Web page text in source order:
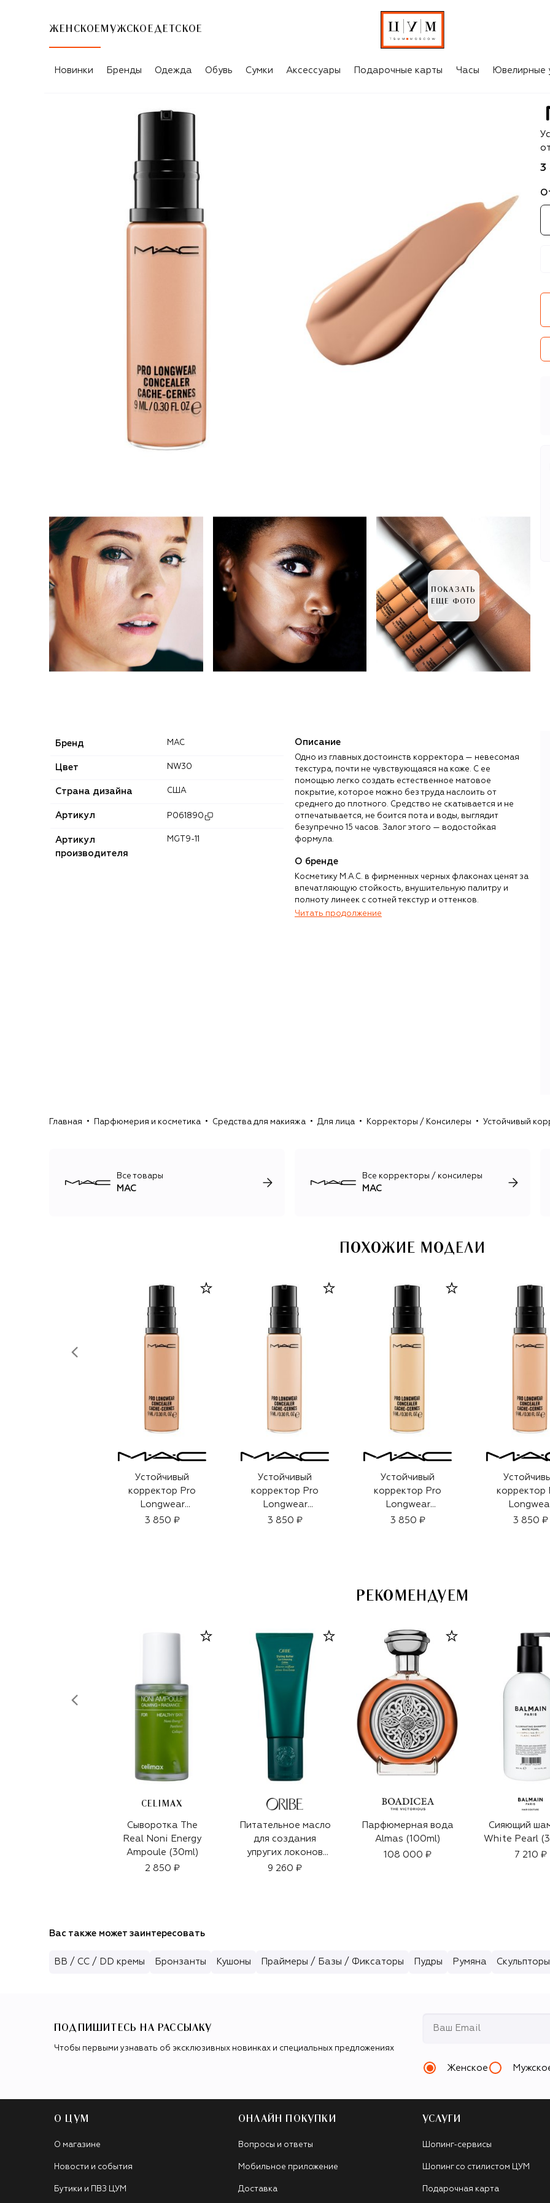
ЖЕНСКОЕ МУЖСКОЕ ДЕТСКОЕ
Новинки Бренды Одежда Обувь Сумки Аксессуары Подарочные карты Часы Ювелирные
ПОКАЗАТЬ
ЕЩЕ ФОТО
3
Бренд MAC
Цвет NW30
Страна дизайна США
Артикул P061890
Артикул
производителя
MGT9-11
Описание
Одно из главных достоинств корректора — невесомая
текстура, почти не чувствующаяся на коже. С ее
помощью легко создать естественное матовое
покрытие, которое можно без труда наслоить от
среднего до плотного. Средство не скатывается и не
отпечатывается, не боится пота и воды, выглядит
безупречно 15 часов. Залог этого — водостойкая
формула.
О бренде
Косметику M.A.C. в фирменных черных флаконах ценят за
впечатляющую стойкость, внушительную палитру и
полноту линеек с сотней текстур и оттенков.
многообразия, марка основала в 1994 году
Читать продолжение
Главная Парфюмерия и косметика Средства для макияжа Для лица Корректоры / Консилеры Устойчивый
Все товары
MAC
Все корректоры / консилеры
MAC
ПОХОЖИЕ МОДЕЛИ
Устойчивый
корректор Pro
Longwear
Concealer, оттенок
3 850 ₽
Устойчивый
корректор Pro
Longwear
Concealer, оттенок
3 850 ₽
Устойчивый
корректор Pro
Longwear
Concealer, оттенок
3 850 ₽
корректор
Concealer,
3 850 ₽
РЕКОМЕНДУЕМ
CELIMAX
Сыворотка The
Real Noni Energy
Ampoule (30ml)
2 850 ₽
Питательное масло
для создания
упругих локонов
(200ml)
9 260 ₽
Парфюмерная вода
Almas (100ml)
108 000 ₽
Сияющий
White Pearl
7 210 ₽
Вас также может заинтересовать
BB / CC / DD кремы Бронзанты Кушоны Праймеры / Базы / Фиксаторы Пудры Румяна Скульпторы
ПОДПИШИТЕСЬ НА РАССЫЛКУ
Чтобы первыми узнавать об эксклюзивных новинках и специальных предложениях
Женское
О ЦУМ
О магазине
Новости и события
Бутики и ПВЗ ЦУМ
ОНЛАЙН ПОКУПКИ
Вопросы и ответы
Мобильное приложение
Доставка
УСЛУГИ
Шопинг-сервисы
Шопинг со стилистом ЦУМ
Подарочная карта